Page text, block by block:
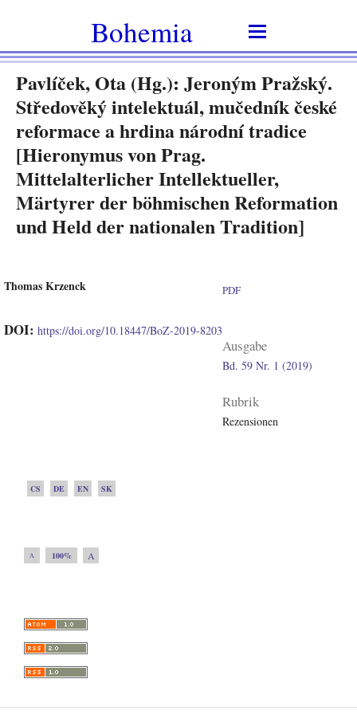
Bohemia
Pavlíček, Ota (Hg.): Jeroným Pražský.
Středověký intelektuál, mučedník české
reformace a hrdina národní tradice
[Hieronymus von Prag.
Mittelalterlicher Intellektueller,
Märtyrer der böhmischen Reformation
und Held der nationalen Tradition]
Thomas Krzenck
DOI: https://doi.org/10.18447/BoZ-2019-8203
PDF
Ausgabe
Bd. 59 Nr. 1 (2019)
Rubrik
Rezensionen
CS DE EN SK
A 100% A